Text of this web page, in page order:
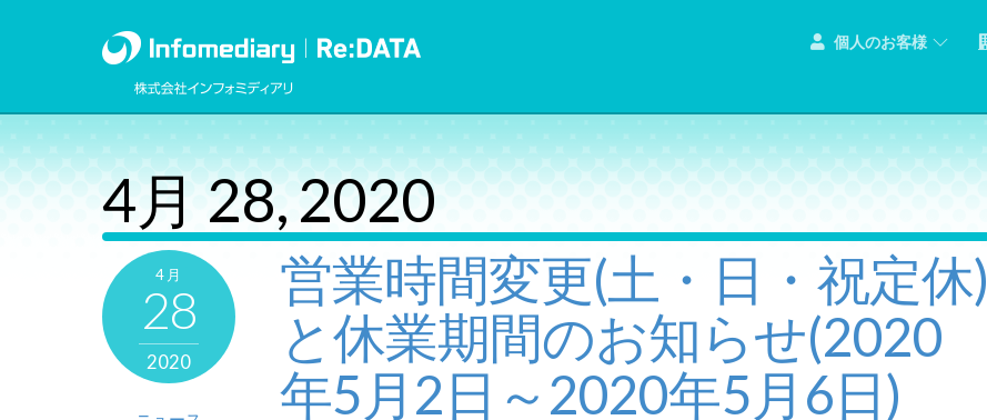
個人のお客様
4月 28, 2020
4月
28
2020
営業時間変更(土・日・祝定休)
と休業期間のお知らせ(2020
年5月2日～2020年5月6日)